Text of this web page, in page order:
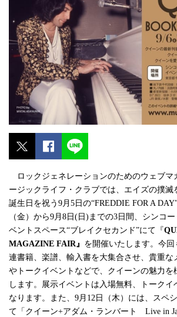
ロックジェネレーションのためのウェブマ
ージックライフ・クラブでは、エイズの撲滅
誕生日を祝う 9月 5 日の“FREDDIE FOR A DAY
（金）から9月 8 日 ( 日 ) までの3 日間、シンコ
ベントスペース“ブレイクセカンド”にて『
MAGAZINE FAIR』 を開催いたします。今
連書籍、楽譜、輸入書を大集合させ、貴重な
やトークイベントなどで、クイーンの魅力を
します。展示イベントは入場無料、トークイ
なります。また、 9月 12 日（木）には、スペ
て「クイーン+アダム・ランバート Live in